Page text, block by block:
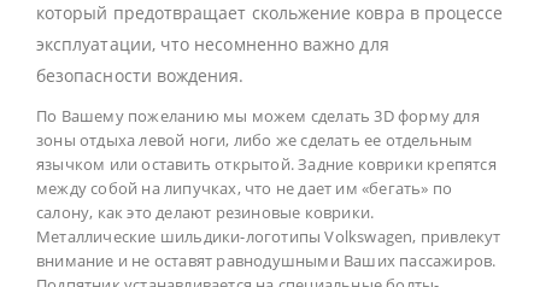
который предотвращает скольжение ковра в процессе
эксплуатации, что несомненно важно для
безопасности вождения.
По Вашему пожеланию мы можем сделать 3D форму для
зоны отдыха левой ноги, либо же сделать ее отдельным
язычком или оставить открытой. Задние коврики крепятся
между собой на липучках, что не дает им «бегать» по
салону, как это делают резиновые коврики.
Металлические шильдики-логотипы Volkswagen, привлекут
внимание и не оставят равнодушными Ваших пассажиров.